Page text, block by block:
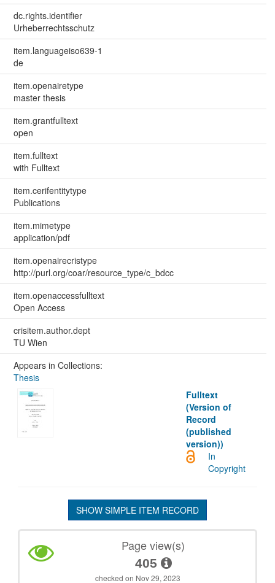
dc.rights.identifier
Urheberrechtsschutz
item.languageiso639-1
de
item.openairetype
master thesis
item.grantfulltext
open
item.fulltext
with Fulltext
item.cerifentitytype
Publications
item.mimetype
application/pdf
item.openairecristype
http://purl.org/coar/resource_type/c_bdcc
item.openaccessfulltext
Open Access
crisitem.author.dept
TU Wien
Appears in Collections:
Thesis
Fulltext
(Version of
Record
(published
version))
In
Copyright
SHOW SIMPLE ITEM RECORD
Page view(s)
405
checked on Nov 29, 2023